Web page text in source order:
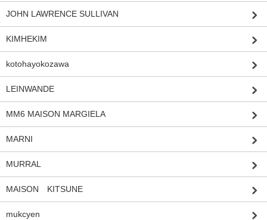
JOHN LAWRENCE SULLIVAN
KIMHEKIM
kotohayokozawa
LEINWANDE
MM6 MAISON MARGIELA
MARNI
MURRAL
MAISON KITSUNE
mukcyen